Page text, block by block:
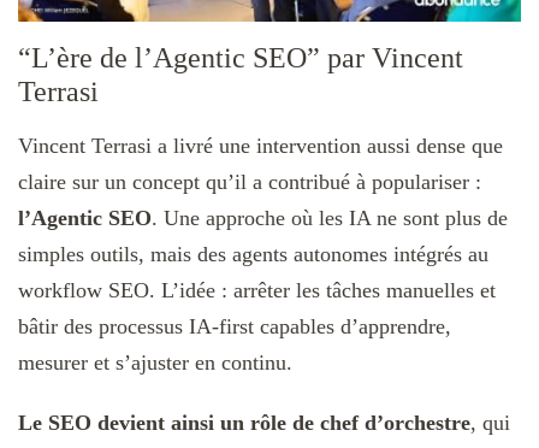
“L’ère de l’Agentic SEO” par Vincent
Terrasi
Vincent Terrasi a livré une intervention aussi dense que
claire sur un concept qu’il a contribué à populariser :
l’Agentic SEO. Une approche où les IA ne sont plus de
simples outils, mais des agents autonomes intégrés au
workflow SEO. L’idée : arrêter les tâches manuelles et
bâtir des processus IA‑first capables d’apprendre,
mesurer et s’ajuster en continu.
Le SEO devient ainsi un rôle de chef d’orchestre, qui